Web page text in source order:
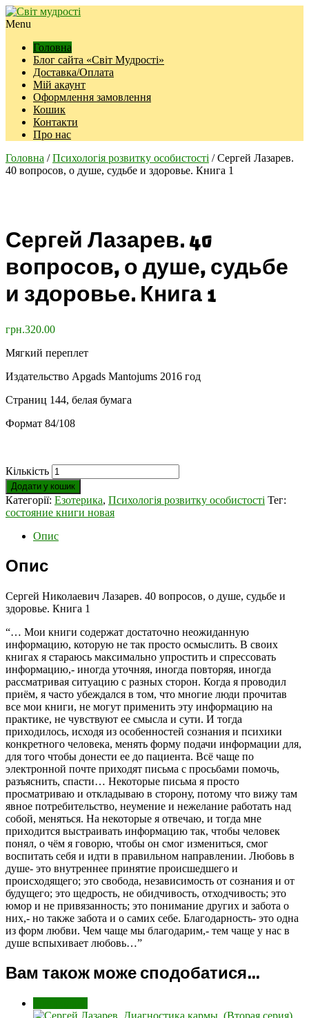
Menu
Головна
Блог сайта «Світ Мудрості»
Доставка/Оплата
Мій акаунт
Оформлення замовлення
Кошик
Контакти
Про нас
Головна /Психологія розвитку особистості / Сергей Лазарев.
40 вопросов, о душе, судьбе и здоровье. Книга 1
Сергей Лазарев. 40
вопросов, о душе, судьбе
и здоровье. Книга 1
грн.320.00
Мягкий переплет
Издательство Apgads Mantojums 2016 год
Страниц 144, белая бумага
Формат 84/108
Кількість
Додати у кошик
Категорії: Езотерика, Психологія розвитку особистості Тег:
состояние книги новая
Опис
Опис
Сергей Николаевич Лазарев. 40 вопросов, о душе, судьбе и
здоровье. Книга 1
“… Мои книги содержат достаточно неожиданную
информацию, которую не так просто осмыслить. В своих
книгах я стараюсь максимально упростить и спрессовать
информацию,- иногда уточняя, иногда повторяя, иногда
рассматривая ситуацию с разных сторон. Когда я проводил
приём, я часто убеждался в том, что многие люди прочитав
все мои книги, не могут применить эту информацию на
практике, не чувствуют ее смысла и сути. И тогда
приходилось, исходя из особенностей сознания и психики
конкретного человека, менять форму подачи информации для,
для того чтобы донести ее до пациента. Всё чаще по
электронной почте приходят письма с просьбами помочь,
разъяснить, спасти… Некоторые письма я просто
просматриваю и откладываю в сторону, потому что вижу там
явное потребительство, неумение и нежелание работать над
собой, меняться. На некоторые я отвечаю, и тогда мне
приходится выстраивать информацию так, чтобы человек
понял, о чём я говорю, чтобы он смог измениться, смог
воспитать себя и идти в правильном направлении. Любовь в
душе- это внутреннее принятие происшедшего и
происходящего; это свобода, независимость от сознания и от
будущего; это щедрость, не обидчивость, отходчивость; это
юмор и не привязанность; это понимание других и забота о
них,- но также забота и о самих себе. Благодарность- это одна
из форм любви. Чем чаще мы благодарим,- тем чаще у нас в
душе вспыхивает любовь…”
Вам також може сподобатися…